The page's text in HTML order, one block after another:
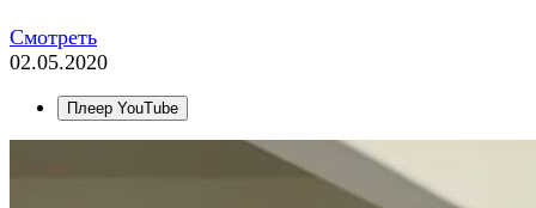
Смотреть
02.05.2020
Плеер YouTube